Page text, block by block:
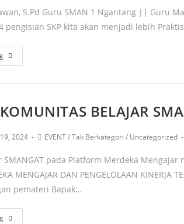
S.Pd Guru SMAN 1 Ngantang || Guru
pengisian SKP kita akan menjadi lebih
BELAJAR
2024 EVENT/Tak Berkategori / Uncategorized
pada Platform Merdeka Mengajar
MENGAJAR DAN PENGELOLAAN
pemateri Bapak…